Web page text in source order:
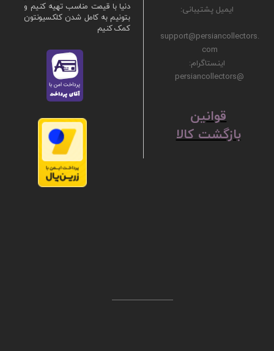
دنیا با قیمت مناسب تهیه کنیم و
بتونیم به کامل شدن کلکسیونتون
کمک کنیم
ایمیل پشتیبانی:
support@persiancollectors.
com
اینستاگرام:
@persiancollectors
ق​​​​​​​وانین
بازگشت کالا